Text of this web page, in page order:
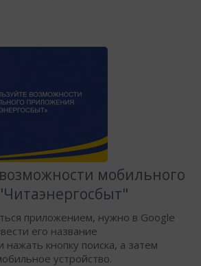
мобильного
приложением, нужно в Google
его название
нажать кнопку поиска, а затем
устройство.